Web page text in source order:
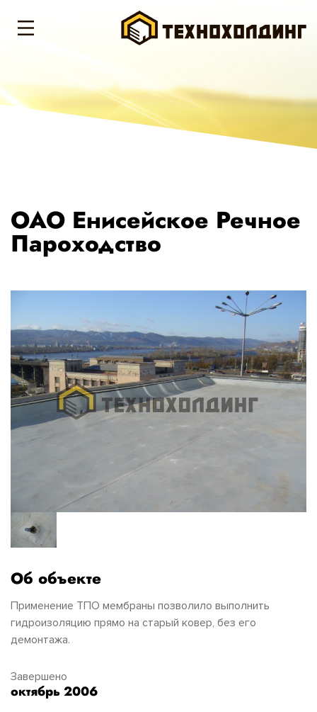
ОАО Енисейское Речное
Пароходство
Завершено
октябрь 2006
Об объекте
Применение ТПО мембраны позволило выполнить
гидроизоляцию прямо на старый ковер, без его
демонтажа.